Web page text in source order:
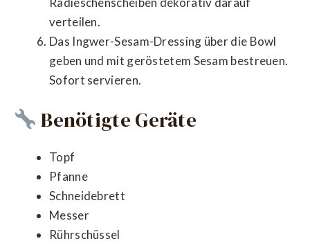
verteilen.
Das Ingwer-Sesam-Dressing über die Bowl
geben und mit geröstetem Sesam bestreuen.
Sofort servieren.
Benötigte Geräte
Topf
Pfanne
Schneidebrett
Messer
Rührschüssel